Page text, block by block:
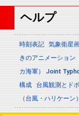
ヘルプ
時刻表記 気象衛星
きのアニメーション
カ海軍） Joint
構成
台風観測とド
（台風・ハリケーン）